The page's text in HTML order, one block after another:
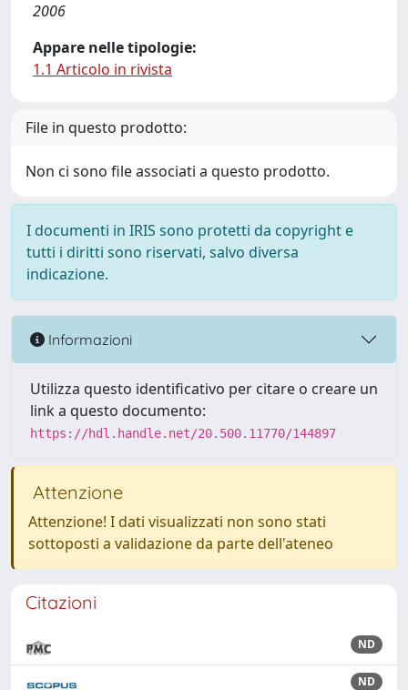
2006
Appare nelle tipologie:
1.1 Articolo in rivista
File in questo prodotto:
Non ci sono file associati a questo prodotto.
I documenti in IRIS sono protetti da copyright e
tutti i diritti sono riservati, salvo diversa
indicazione.
Informazioni
Utilizza questo identificativo per citare o creare un
link a questo documento:
https://hdl.handle.net/20.500.11770/144897
Attenzione
Attenzione! I dati visualizzati non sono stati
sottoposti a validazione da parte dell'ateneo
Citazioni
ND
ND